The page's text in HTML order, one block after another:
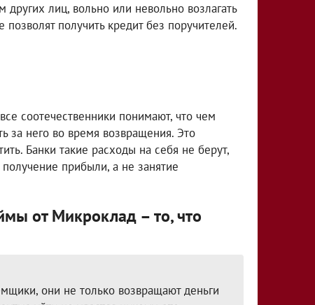
лиц, вольно или невольно возлагать
получить кредит без поручителей.
соотечественники понимают, что чем
за него во время возвращения. Это
Банки такие расходы на себя не берут,
прибыли, а не занятие
от Микроклад – то, что
они не только возвращают деньги